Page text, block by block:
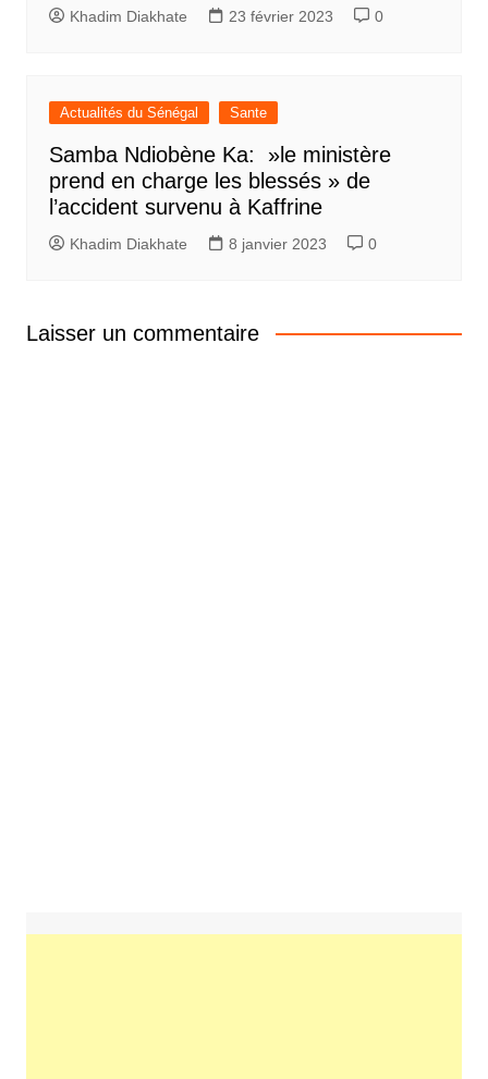
Khadim Diakhate 23 février 2023 0
Actualités du Sénégal Sante
Samba Ndiobène Ka: »le ministère
prend en charge les blessés » de
l’accident survenu à Kaffrine
Khadim Diakhate 8 janvier 2023 0
Laisser un commentaire